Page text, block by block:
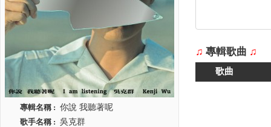
專輯名稱 : 你說 我聽著呢
歌手名稱 : 吳克群
♫ 專輯歌曲 ♫
歌曲